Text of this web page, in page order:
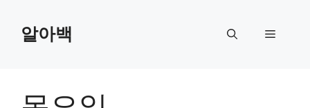
content알아백 Menu